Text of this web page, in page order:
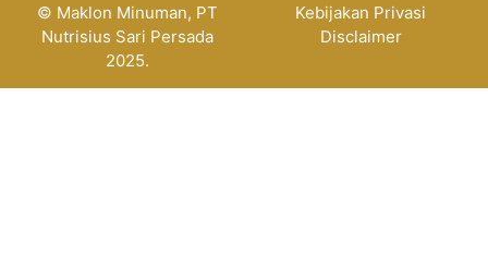
© Maklon Minuman, PT
Nutrisius Sari Persada
2025.
Kebijakan Privasi
Disclaimer